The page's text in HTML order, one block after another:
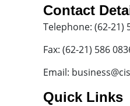
Contact
Telephone: (62-21)
Fax: (62-21) 586
Email:
Quick Links